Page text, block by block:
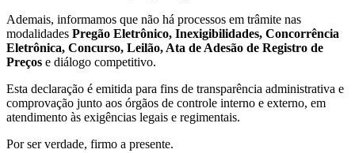
Ademais, informamos que não há processos em trâmite nas
modalidades Pregão Eletrônico, Inexigibilidades, Concorrência
Eletrônica, Concurso, Leilão, Ata de Adesão de Registro de
Preços e diálogo competitivo.
Esta declaração é emitida para fins de transparência administrativa e
comprovação junto aos órgãos de controle interno e externo, em
atendimento às exigências legais e regimentais.
Por ser verdade, firmo a presente.